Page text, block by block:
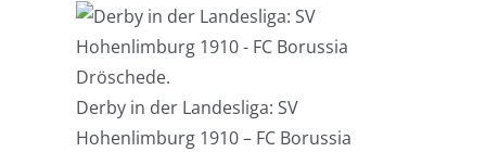
Derby in der Landesliga: SV
Hohenlimburg 1910 – FC Borussia